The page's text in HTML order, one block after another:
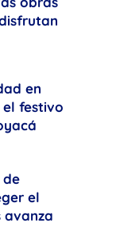
en
festivo
de
el
avanza